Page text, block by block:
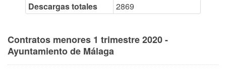
Descargas totales
2869
Contratos menores 1 trimestre 2020 -
Ayuntamiento de Málaga